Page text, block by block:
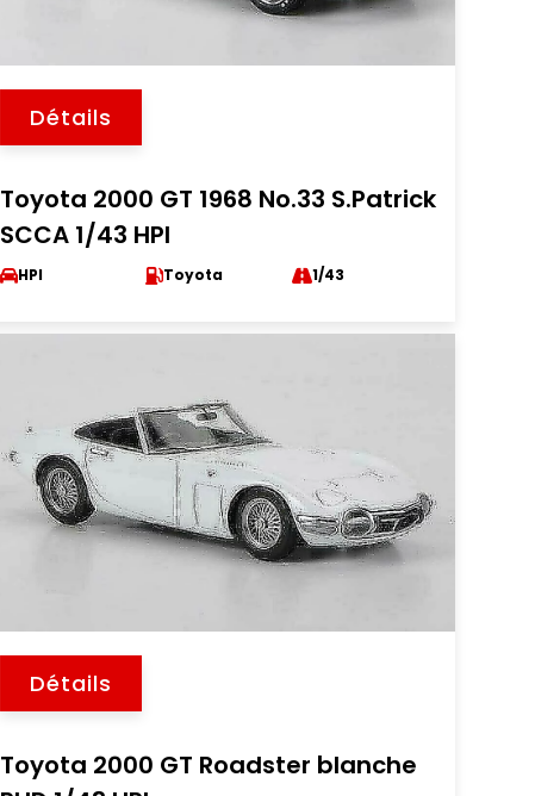
Détails
Toyota 2000 GT 1968 No.33 S.Patrick
SCCA 1/43 HPI
HPI Toyota 1/43
Détails
Toyota 2000 GT Roadster blanche